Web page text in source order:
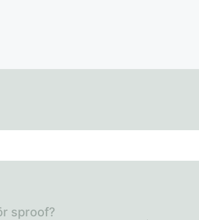
sproof?